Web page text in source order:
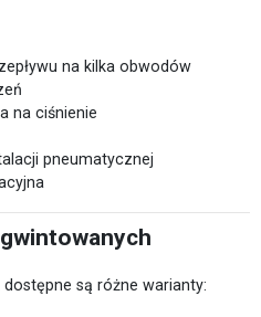
na kilka obwodów
na ciśnienie
pneumatycznej
są różne warianty: